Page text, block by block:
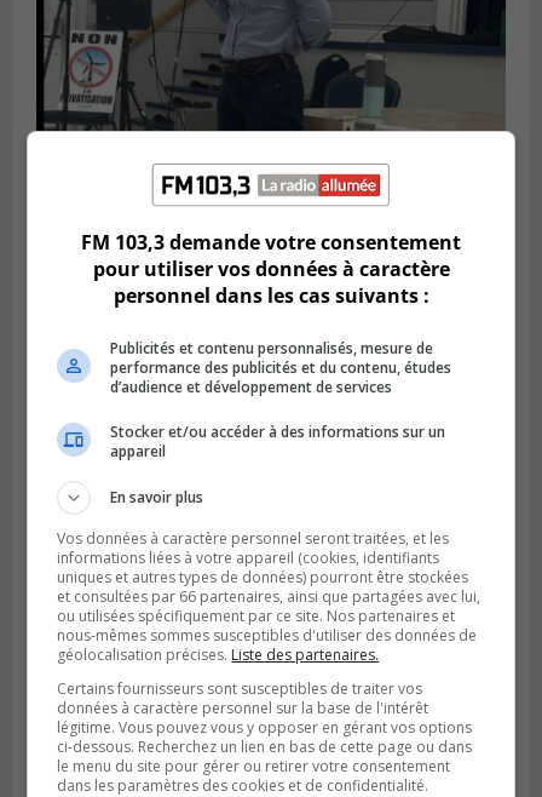
Publié le 6 juillet 2026 à 11h18
Climat Québec dévoile deux candidats
pour l’Agglomération
Publié le 6 juillet 2026 à 09h33
Longueuil conclue un contrat pour
valoriser des cendres d’incinération
FM 103,3 demande votre consentement
pour utiliser vos données à caractère
personnel dans les cas suivants :
Publicités et contenu personnalisés, mesure de
performance des publicités et du contenu, études
d’audience et développement de services
Stocker et/ou accéder à des informations sur un
appareil
En savoir plus
Vos données à caractère personnel seront traitées, et les
informations liées à votre appareil (cookies, identifiants
uniques et autres types de données) pourront être stockées
et consultées par 66 partenaires, ainsi que partagées avec lui,
ou utilisées spécifiquement par ce site. Nos partenaires et
nous-mêmes sommes susceptibles d'utiliser des données de
géolocalisation précises. Liste des partenaires.
Certains fournisseurs sont susceptibles de traiter vos
données à caractère personnel sur la base de l'intérêt
légitime. Vous pouvez vous y opposer en gérant vos options
ci-dessous. Recherchez un lien en bas de cette page ou dans
le menu du site pour gérer ou retirer votre consentement
dans les paramètres des cookies et de confidentialité.